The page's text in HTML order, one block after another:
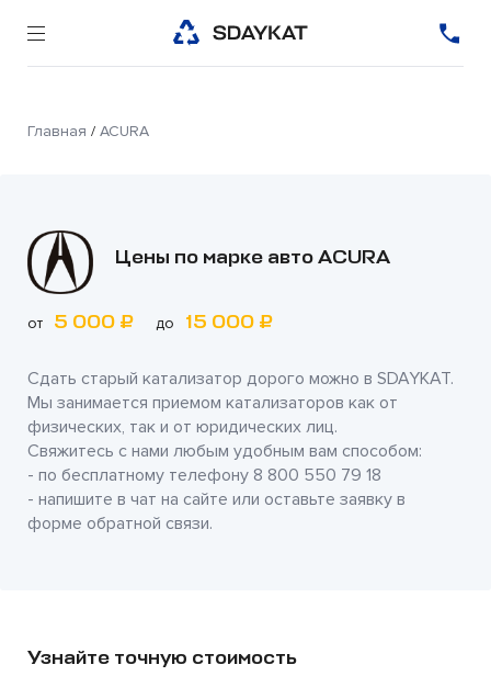
Главная / ACURA
Цены по марке авто ACURA
от 5 000 ₽ до 15 000 ₽
Сдать старый катализатор дорого можно в SDAYKAT.
Мы занимается приемом катализаторов как от
физических, так и от юридических лиц.
Свяжитесь с нами любым удобным вам способом:
- по бесплатному телефону 8 800 550 79 18
- напишите в чат на сайте или оставьте заявку в
форме обратной связи.
Узнайте точную стоимость